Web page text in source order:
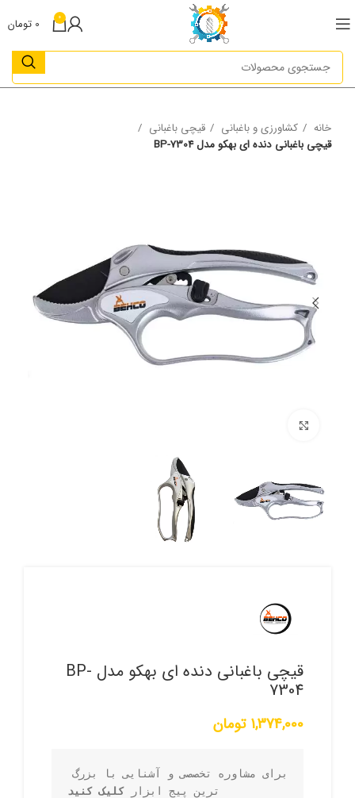
0
0 تومان
خانه کشاورزی و باغبانی
قیچی باغبانی
قیچی باغبانی دنده ای بهکو مدل BP-7304
قیچی باغبانی دنده ای بهکو مدل BP-
7304
1,374,000 تومان
ترین پیج ابزار کلیک کنید